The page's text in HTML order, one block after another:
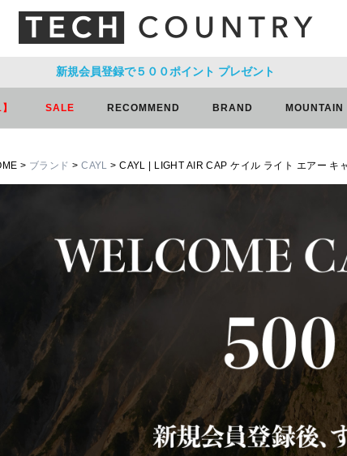
新規会員登録で５００ポイント プレゼント
SALE RECOMMEND BRAND MOUNTAIN
ブランド CAYL CAYL | LIGHT AIR CAP ケイル ライト エアー キ